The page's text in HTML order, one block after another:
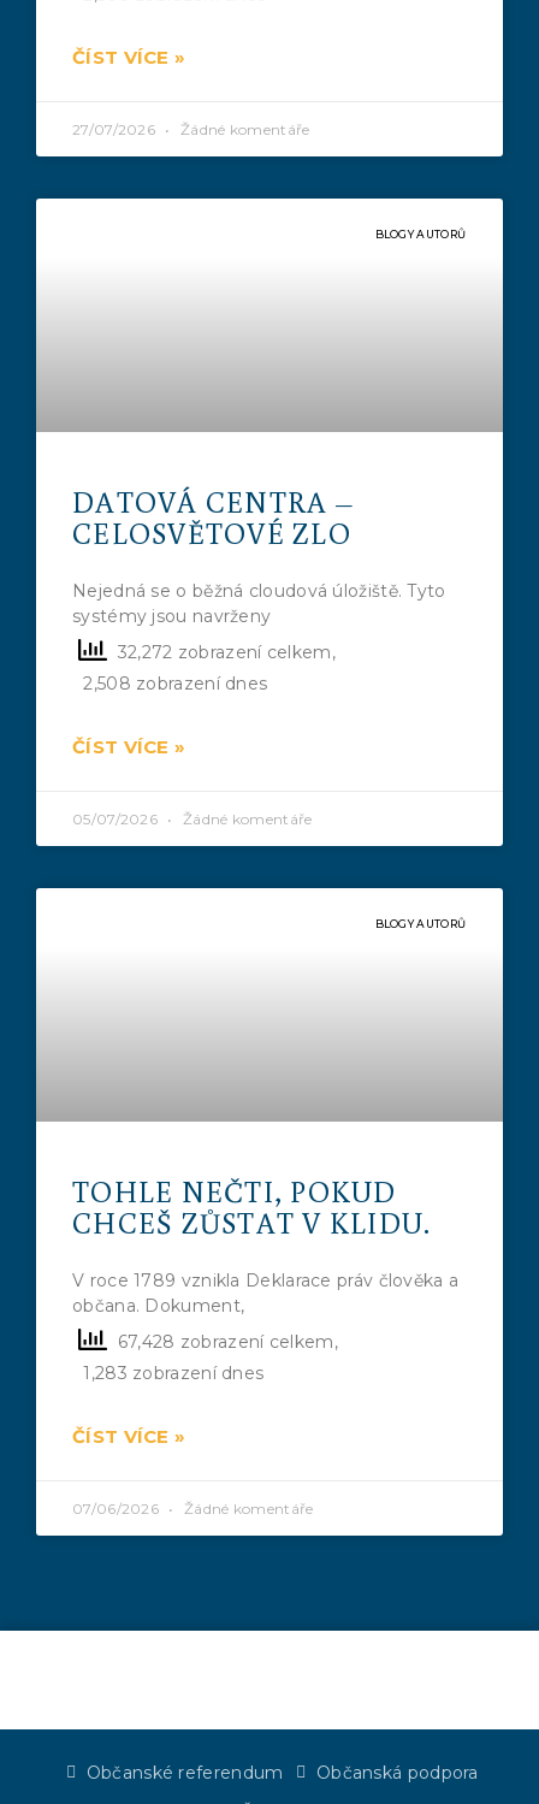
ČÍST VÍCE »
27/07/2026 Žádné komentáře
BLOGY AUTORŮ
DATOVÁ CENTRA –
CELOSVĚTOVÉ ZLO
Nejedná se o běžná cloudová úložiště. Tyto
systémy jsou navrženy
32,272 zobrazení celkem,
2,508 zobrazení dnes
ČÍST VÍCE »
05/07/2026 Žádné komentáře
BLOGY AUTORŮ
TOHLE NEČTI, POKUD
CHCEŠ ZŮSTAT V KLIDU.
V roce 1789 vznikla Deklarace práv člověka a
občana. Dokument,
67,428 zobrazení celkem,
1,283 zobrazení dnes
ČÍST VÍCE »
07/06/2026 Žádné komentáře
Občanské referendum
Občanská podpora